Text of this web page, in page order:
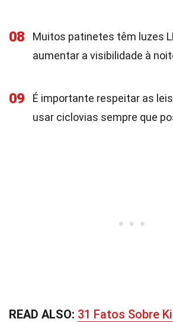
08
Muitos patinetes têm luzes
aumentar a visibilidade à
09
É importante respeitar as
usar ciclovias sempre que
READ ALSO: 31 Fatos Sobre